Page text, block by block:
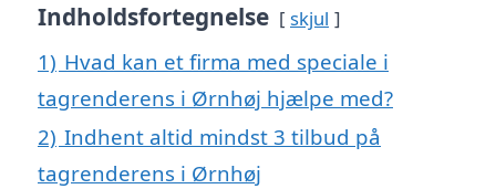
Indholdsfortegnelse skjul
1) Hvad kan et firma med speciale i
tagrenderens i Ørnhøj hjælpe med?
2) Indhent altid mindst 3 tilbud på
tagrenderens i Ørnhøj